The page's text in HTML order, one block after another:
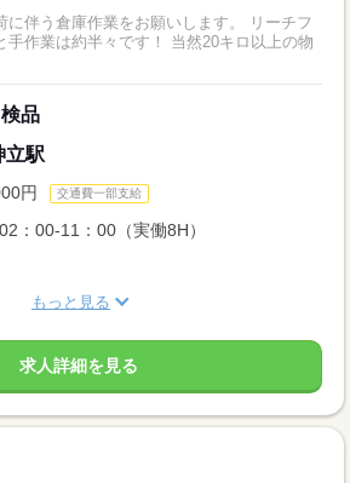
に伴う倉庫作業をお願いします。 リーチフ
手作業は約半々です！ 当然20キロ以上の物
品
立駅
円 交通費一部支給
：00-11：00（実働8H）
もっと見る
求人詳細を見る